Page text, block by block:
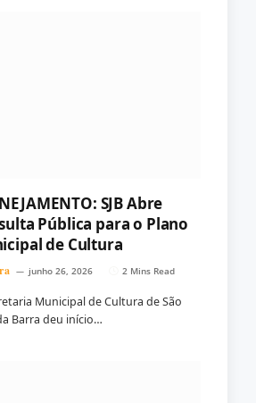
SJB Abre
Pública para o Plano
de Cultura
junho 26, 2026 2 Mins Read
Municipal de Cultura de São
Barra deu início…